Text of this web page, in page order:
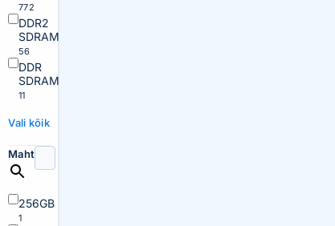
772
DDR2
SDRAM
56
DDR
SDRAM
11
Vali kõik
Maht
256GB
1